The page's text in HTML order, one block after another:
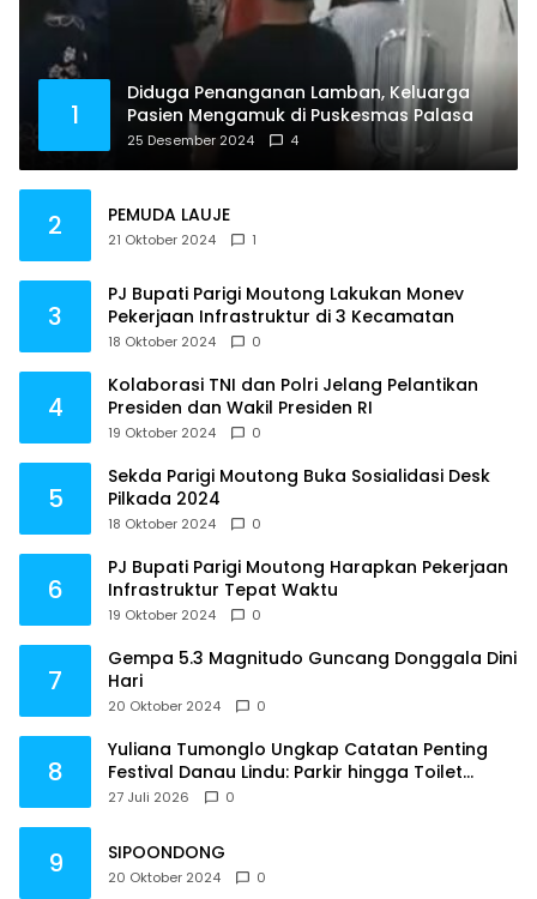
1
Diduga Penanganan Lamban, Keluarga
Pasien Mengamuk di Puskesmas Palasa
25 Desember 2024 4
2 PEMUDA LAUJE
21 Oktober 2024 1
3
PJ Bupati Parigi Moutong Lakukan Monev
Pekerjaan Infrastruktur di 3 Kecamatan
18 Oktober 2024 0
4
Kolaborasi TNI dan Polri Jelang Pelantikan
Presiden dan Wakil Presiden RI
19 Oktober 2024 0
5
Sekda Parigi Moutong Buka Sosialidasi Desk
Pilkada 2024
18 Oktober 2024 0
6
PJ Bupati Parigi Moutong Harapkan Pekerjaan
Infrastruktur Tepat Waktu
19 Oktober 2024 0
7
Gempa 5.3 Magnitudo Guncang Donggala Dini
Hari
20 Oktober 2024 0
8
Yuliana Tumonglo Ungkap Catatan Penting
Festival Danau Lindu: Parkir hingga Toilet
Harus Jadi Prioritas
27 Juli 2026 0
9 SIPOONDONG
20 Oktober 2024 0